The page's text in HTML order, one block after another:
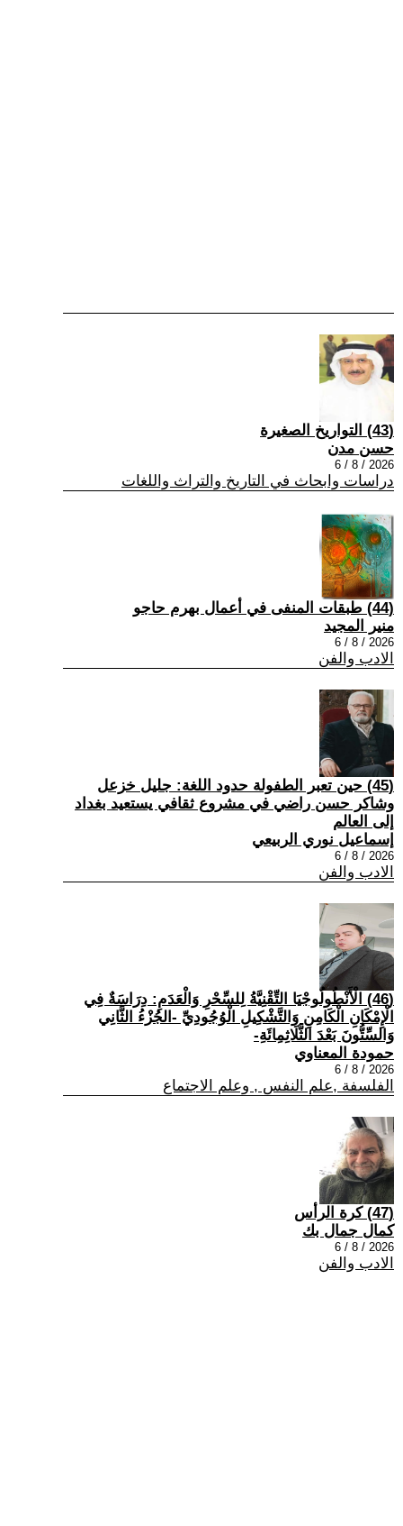
(43) التواريخ الصغيرة
حسن مدن
2026 / 8 / 6
دراسات وابحاث في التاريخ والتراث واللغات
(44) طبقات المنفى في أعمال بهرم حاجو
منير المجيد
2026 / 8 / 6
الادب والفن
(45) حين تعبر الطفولة حدود اللغة: جليل خزعل
وشاكر حسن راضي في مشروع ثقافي يستعيد بغداد
إلى العالم
إسماعيل نوري الربيعي
2026 / 8 / 6
الادب والفن
(46) الْأَنْطُولُوجْيَا التِّقْنِيَّةُ لِلسِّحْرِ وَالْعَدَمِ: دِرَاسَةٌ فِي
الْإِمْكَانِ الْكَامِنِ وَالتَّشْكِيلِ الْوُجُودِيِّ -الجُزْءُ الثَّانِي
وَالسِّتُّونَ بَعْدَ الثَّلَاثِمِائَةِ-
حمودة المعناوي
2026 / 8 / 6
الفلسفة ,علم النفس , وعلم الاجتماع
(47) كرة الرأس
كمال جمال بك
2026 / 8 / 6
الادب والفن